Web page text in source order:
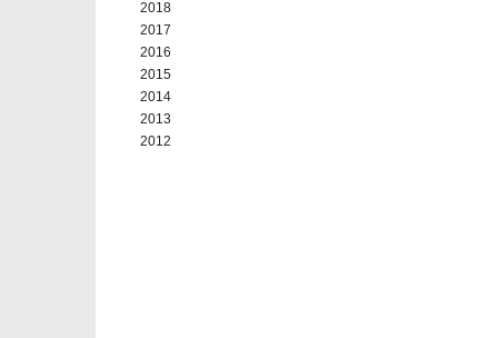
2018
2017
2016
2015
2014
2013
2012